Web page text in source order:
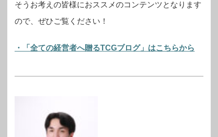
そうお考えの皆様におススメのコンテンツとなります
ので、ぜひご覧ください！
・「全ての経営者へ贈るTCGブログ」はこちらから